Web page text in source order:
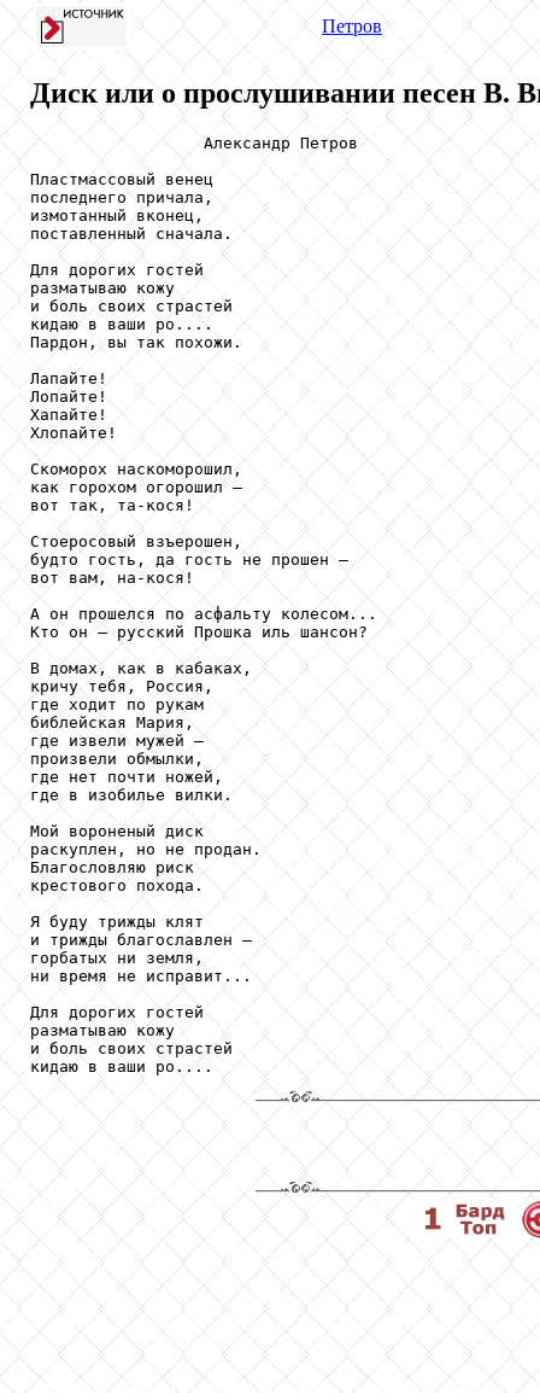
Петров
Диск или о прослушивании песен В.
                  Александр Петров
Пластмассовый венец
последнего причала,
измотанный вконец,
поставленный сначала.
Для дорогих гостей
разматываю кожу
и боль своих страстей
кидаю в ваши ро....
Пардон, вы так похожи.
Лапайте!
Лопайте!
Хапайте!
Хлопайте!
Скоморох наскоморошил,
как горохом огорошил –
вот так, та-кося!
Стоеросовый взъерошен,
будто гость, да гость не прошен –
вот вам, на-кося!
А он прошелся по асфальту колесом...
Кто он – русский Прошка иль шансон?
В домах, как в кабаках,
кричу тебя, Россия,
где ходит по рукам
библейская Мария,
где извели мужей –
произвели обмылки,
где нет почти ножей,
где в изобилье вилки.
Мой вороненый диск
раскуплен, но не продан.
Благословляю риск
крестового похода.
Я буду трижды клят
и трижды благославлен –
горбатых ни земля,
ни время не исправит...
Для дорогих гостей
разматываю кожу
и боль своих страстей
кидаю в ваши ро....